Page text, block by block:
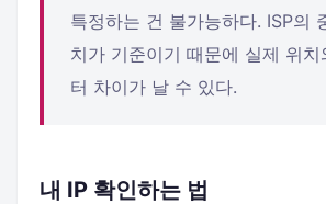
특정하는 건 불가능하다. ISP의
치가 기준이기 때문에 실제 위치
터 차이가 날 수 있다.
내 IP 확인하는 법